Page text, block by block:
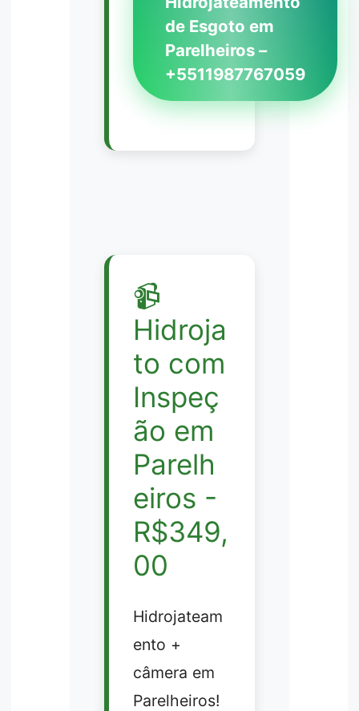
de Esgoto em
Parelheiros –
+5511987767059
📹
Hidroja
to com
Inspeç
ão em
Parelh
eiros -
R$349,
00
Hidrojateam
ento +
câmera em
Parelheiros!